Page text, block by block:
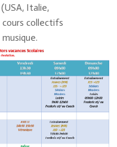
Italie,
cours collectifs